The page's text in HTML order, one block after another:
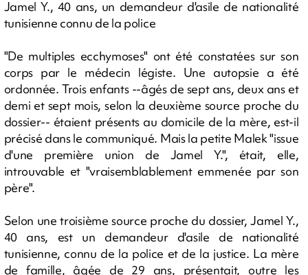
Jamel Y., 40 ans, un demandeur d'asile de nationalité
tunisienne connu de la police
"De multiples ecchymoses" ont été constatées sur son
corps par le médecin légiste. Une autopsie a été
ordonnée. Trois enfants --âgés de sept ans, deux ans et
demi et sept mois, selon la deuxième source proche du
dossier-- étaient présents au domicile de la mère, est-il
précisé dans le communiqué. Mais la petite Malek "issue
d'une première union de Jamel Y.", était, elle,
introuvable et "vraisemblablement emmenée par son
père".
Selon une troisième source proche du dossier, Jamel Y.,
40 ans, est un demandeur d'asile de nationalité
tunisienne, connu de la police et de la justice. La mère
de famille, âgée de 29 ans, présentait, outre les